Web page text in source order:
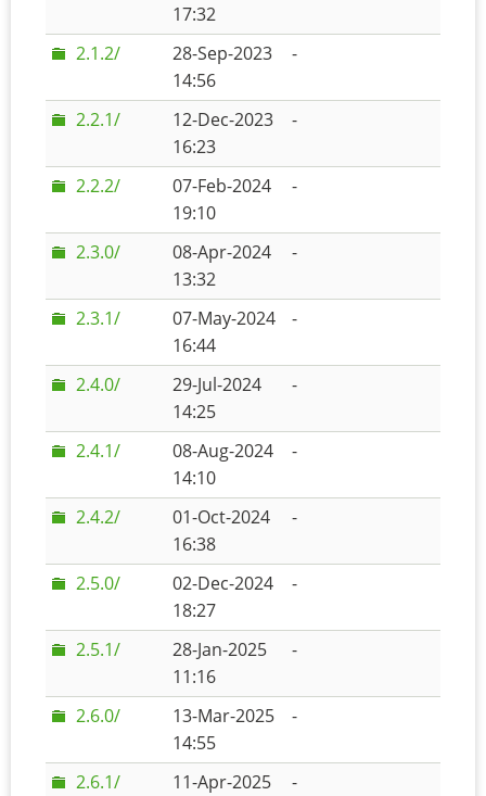
17:32
2.1.2/
28-Sep-2023
14:56
-
2.2.1/
12-Dec-2023
16:23
-
2.2.2/
07-Feb-2024
19:10
-
2.3.0/
08-Apr-2024
13:32
-
2.3.1/
07-May-2024
16:44
-
2.4.0/
29-Jul-2024
14:25
-
2.4.1/
08-Aug-2024
14:10
-
2.4.2/
01-Oct-2024
16:38
-
2.5.0/
02-Dec-2024
18:27
-
2.5.1/
28-Jan-2025
11:16
-
2.6.0/
13-Mar-2025
14:55
-
2.6.1/
11-Apr-2025
-